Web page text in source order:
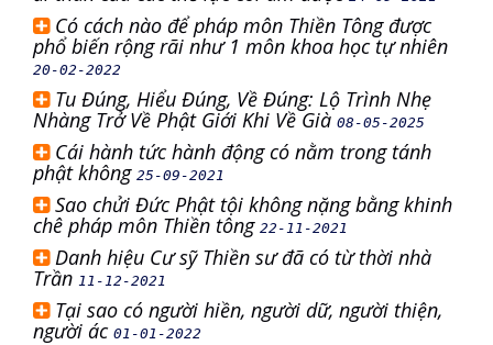
Có cách nào để pháp môn Thiền Tông được
phổ biến rộng rãi như 1 môn khoa học tự nhiên
20-02-2022
Tu Đúng, Hiểu Đúng, Về Đúng: Lộ Trình Nhẹ
Nhàng Trở Về Phật Giới Khi Về Già 08-05-2025
Cái hành tức hành động có nằm trong tánh
phật không 25-09-2021
Sao chửi Đức Phật tội không nặng bằng khinh
chê pháp môn Thiền tông 22-11-2021
Danh hiệu Cư sỹ Thiền sư đã có từ thời nhà
Trần 11-12-2021
Tại sao có người hiền, người dữ, người thiện,
người ác 01-01-2022